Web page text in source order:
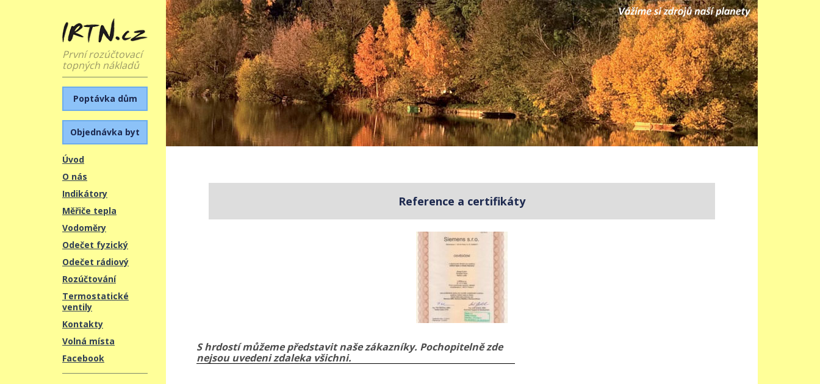
První rozúčtovací
topných nákladů
Poptávka dům
Objednávka byt
Úvod
O nás
Indikátory
Měřiče tepla
Vodoměry
Odečet fyzický
Odečet rádiový
Rozúčtování
Termostatické
ventily
Kontakty
Volná místa
Facebook
Reference a certifikáty
S hrdostí můžeme představit naše zákazníky. Pochopitelně zde
nejsou uvedeni zdaleka všichni.